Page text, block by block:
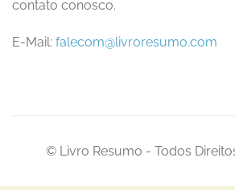
contato conosco.
E-Mail: falecom@livroresumo.com
© Livro Resumo - Todos